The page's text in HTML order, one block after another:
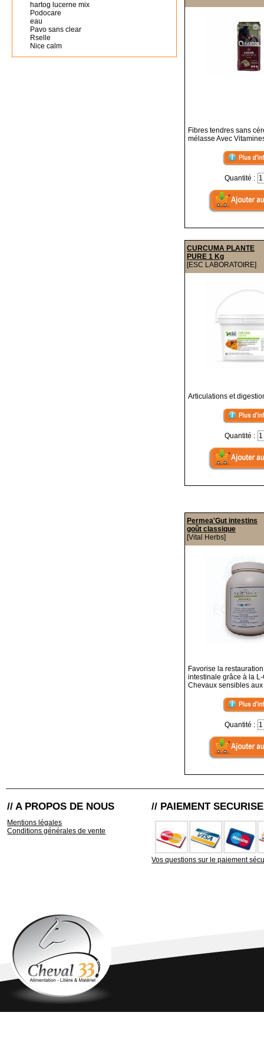
hartog lucerne mix
Podocare
eau
Pavo sans clear
Rselle
Nice calm
Fibres tendres sans
mélasse Avec
Quantité :
CURCUMA PLANTE
PURE 1 Kg
[ESC LABORATOIRE]
Articulations et
Quantité :
Permea'Gut intestins
goût classique
[Vital Herbs]
Favorise la
intestinale grâce à la
Chevaux sensibles
Quantité :
// A PROPOS DE NOUS
Mentions légales
Conditions générales de vente
// PAIEMENT SECURISE
Vos questions sur le paiement